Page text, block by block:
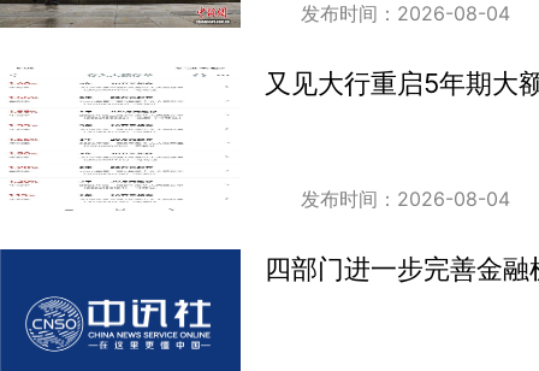
发布时间：2026-08-04
又见大行重启5年期大
发布时间：2026-08-04
四部门进一步完善金